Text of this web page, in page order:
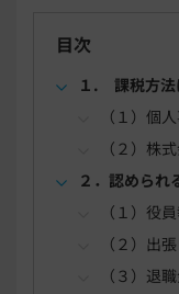
目次
１. 課税方法
（１）個
（２）株
２．認められ
（１）役
（２）出
（３）退